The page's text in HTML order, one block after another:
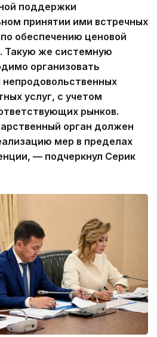
поддержки
принятии ими встречных
обеспечению ценовой
Такую же системную
организовать
услуг, с учетом
рынков.
орган должен
мер в пределах
— подчеркнул Серик